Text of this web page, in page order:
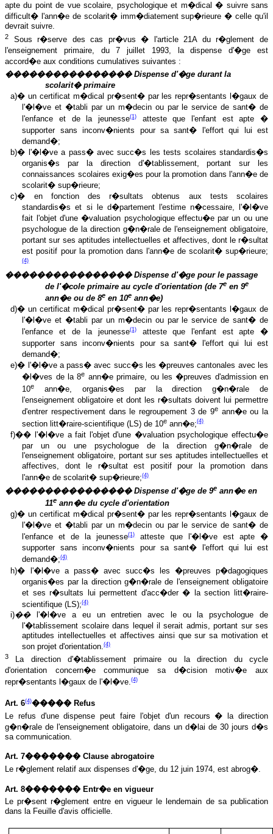
apte du point de vue scolaire, psychologique et m�dical � suivre sans
difficult� l'ann�e de scolarit� imm�diatement sup�rieure � celle qu'il
devrait suivre.
2
Sous r�serve des cas pr�vus � l'article 21A du r�glement de
l'enseignement primaire, du 7 juillet 1993, la dispense d'�ge est
accord�e aux conditions cumulatives suivantes :
���������������� Dispense d'�ge durant la
scolarit� primaire
a)� un certificat m�dical pr�sent� par les repr�sentants l�gaux de
l'�l�ve et �tabli par un m�decin ou par le service de sant� de
l'enfance et de la jeunesse(1)
atteste que l'enfant est apte �
supporter sans inconv�nients pour sa sant� l'effort qui lui est
demand�;
b)� l'�l�ve a pass� avec succ�s les tests scolaires standardis�s
organis�s par la direction d'�tablissement, portant sur les
connaissances scolaires exig�es pour la promotion dans l'ann�e de
scolarit� sup�rieure;
c)� en fonction des r�sultats obtenus aux tests scolaires
standardis�s et si le d�partement l'estime n�cessaire, l'�l�ve
fait l'objet d'une �valuation psychologique effectu�e par un ou une
psychologue de la direction g�n�rale de l'enseignement obligatoire,
portant sur ses aptitudes intellectuelles et affectives, dont le r�sultat
est positif pour la promotion dans l'ann�e de scolarit� sup�rieure;
(4)
���������������� Dispense d'�ge pour le passage
de l'�cole primaire au cycle d'orientation (de 7e en 9e
ann�e ou de 8e en 10e ann�e)
d)� un certificat m�dical pr�sent� par les repr�sentants l�gaux de
l'�l�ve et �tabli par un m�decin ou par le service de sant� de
l'enfance et de la jeunesse(1)
atteste que l'enfant est apte �
supporter sans inconv�nients pour sa sant� l'effort qui lui est
demand�;
e)� l'�l�ve a pass� avec succ�s les �preuves cantonales avec les
�l�ves de la 8e ann�e primaire, ou les �preuves d'admission en
10e
ann�e, organis�es par la direction g�n�rale de
l'enseignement obligatoire et dont les r�sultats doivent lui permettre
d'entrer respectivement dans le regroupement 3 de 9e ann�e ou la
section litt�raire-scientifique (LS) de 10e ann�e;(4)
f)�� l'�l�ve a fait l'objet d'une �valuation psychologique effectu�e
par un ou une psychologue de la direction g�n�rale de
l'enseignement obligatoire, portant sur ses aptitudes intellectuelles et
affectives, dont le r�sultat est positif pour la promotion dans
l'ann�e de scolarit� sup�rieure;(4)
���������������� Dispense d'�ge de 9e ann�e en
11e ann�e du cycle d'orientation
g)� un certificat m�dical pr�sent� par les repr�sentants l�gaux de
l'�l�ve et �tabli par un m�decin ou par le service de sant� de
l'enfance et de la jeunesse(1)atteste que l'�l�ve est apte �
supporter sans inconv�nients pour sa sant� l'effort qui lui est
demand�;(4)
h)� l'�l�ve a pass� avec succ�s les �preuves p�dagogiques
organis�es par la direction g�n�rale de l'enseignement obligatoire
et ses r�sultats lui permettent d'acc�der � la section litt�raire-
scientifique (LS);(4)
i)��
l'�l�ve a eu un entretien avec le ou la psychologue de
l'�tablissement scolaire dans lequel il serait admis, portant sur ses
aptitudes intellectuelles et affectives ainsi que sur sa motivation et
son projet d'orientation.(4)
3
La direction d'�tablissement primaire ou la direction du cycle
d'orientation concern�e communique sa d�cision motiv�e aux
repr�sentants l�gaux de l'�l�ve.(4)
Art. 6(4)����� Refus
Le refus d'une dispense peut faire l'objet d'un recours � la direction
g�n�rale de l'enseignement obligatoire, dans un d�lai de 30 jours d�s
sa communication.
Art. 7������� Clause abrogatoire
Le r�glement relatif aux dispenses d'�ge, du 12 juin 1974, est abrog�.
Art. 8������� Entr�e en vigueur
Le pr�sent r�glement entre en vigueur le lendemain de sa publication
dans la Feuille d'avis officielle.